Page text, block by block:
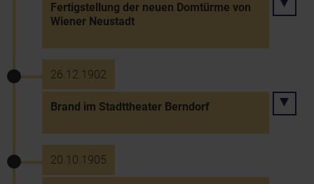
Fertigstellung der neuen Domtürme von
Wiener Neustadt
26.12.1902
Brand im Stadttheater Berndorf
20.10.1905